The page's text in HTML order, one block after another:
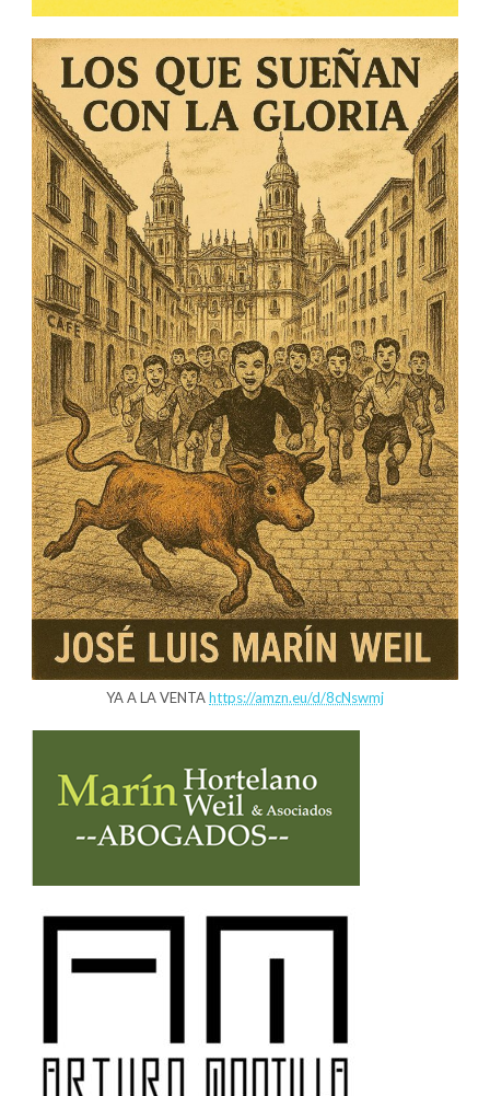
YA A LA VENTAhttps://amzn.eu/d/8cNswmj